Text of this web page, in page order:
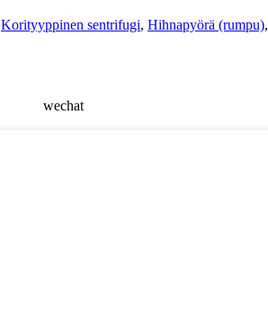
Korityyppinen sentrifugi, Hihnapyörä (rumpu),
wechat